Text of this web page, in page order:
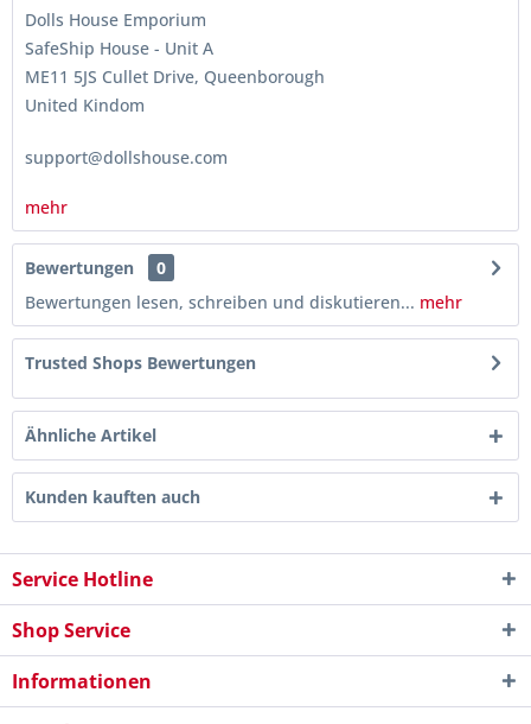
Dolls House Emporium
SafeShip House - Unit A
ME11 5JS Cullet Drive, Queenborough
United Kindom
support@dollshouse.com
mehr
Bewertungen
0
Bewertungen lesen, schreiben und diskutieren... mehr
Trusted Shops Bewertungen
Ähnliche Artikel
Kunden kauften auch
Service Hotline
Shop Service
Informationen